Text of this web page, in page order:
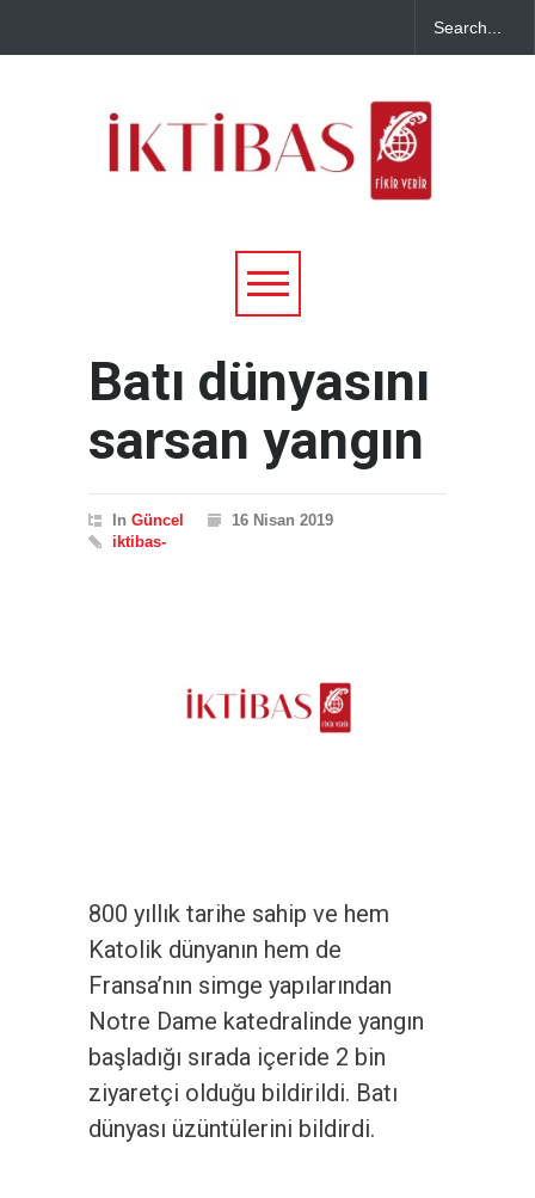
Batı dünyasını
sarsan yangın
In Güncel
16 Nisan 2019
iktibas-
800 yıllık tarihe sahip ve hem
Katolik dünyanın hem de
Fransa’nın simge yapılarından
Notre Dame katedralinde yangın
başladığı sırada içeride 2 bin
ziyaretçi olduğu bildirildi. Batı
dünyası üzüntülerini bildirdi.